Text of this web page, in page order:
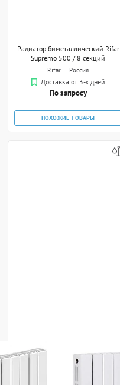
Радиатор биметаллический Rifar
Supremo 500 / 8 секций
Rifar
Россия
Доставка от 3-х дней
По запросу
ПОХОЖИЕ ТОВАРЫ